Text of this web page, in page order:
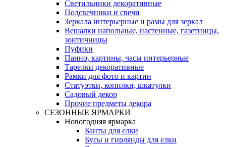
Светильники декоративные
Подсвечники и свечи
Зеркала интерьерные и рамы для зеркал
Вешалки напольные, настенные, газетницы,
зонтичницы
Пуфики
Панно, картины, часы интерьерные
Тарелки декоративные
Рамки для фото и картин
Статуэтки, копилки, шкатулки
Садовый декор
Прочие предметы декора
СЕЗОННЫЕ ЯРМАРКИ
Новогодняя ярмарка
Банты для елки
Бусы и гирлянды для елки